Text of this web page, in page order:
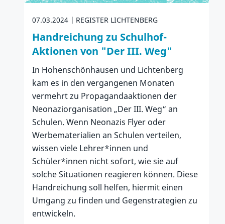
07.03.2024 REGISTER LICHTENBERG
Handreichung zu Schulhof-
Aktionen von "Der III. Weg"
In Hohenschönhausen und Lichtenberg
kam es in den vergangenen Monaten
vermehrt zu Propagandaaktionen der
Neonaziorganisation „Der III. Weg“ an
Schulen. Wenn Neonazis Flyer oder
Werbematerialien an Schulen verteilen,
wissen viele Lehrer*innen und
Schüler*innen nicht sofort, wie sie auf
solche Situationen reagieren können. Diese
Handreichung soll helfen, hiermit einen
Umgang zu finden und Gegenstrategien zu
entwickeln.